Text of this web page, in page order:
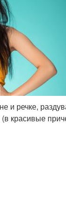
и речке,
красивые